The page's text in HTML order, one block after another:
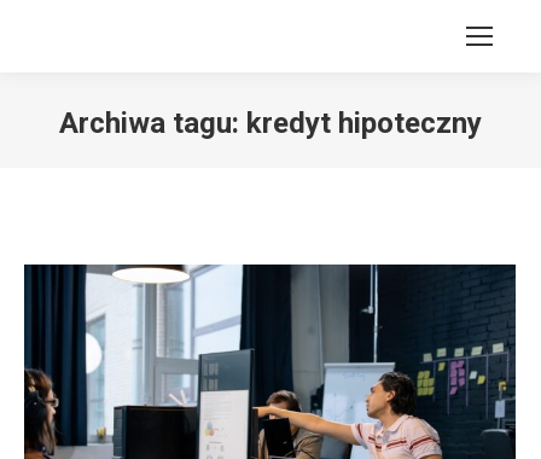
Archiwa tagu: kredyt hipoteczny